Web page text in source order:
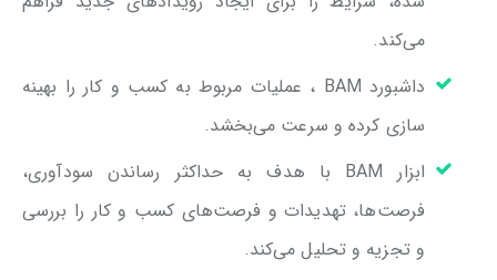
می‌کند.
داشبورد BAM ، عملیات مربوط به کسب و کار را بهینه
سازی کرده و سرعت می‌بخشد.
ابزار BAM با هدف به حداکثر رساندن سودآوری،
فرصت‌ها، تهدیدات و فرصت‌های کسب و کار را بررسی
و تجزیه و تحلیل می‌کند.